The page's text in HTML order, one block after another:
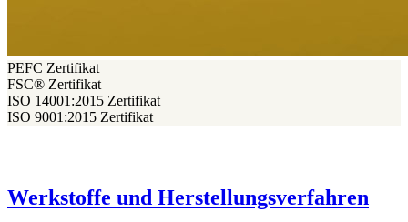
PEFC Zertifikat
FSC® Zertifikat
ISO 14001:2015 Zertifikat
ISO 9001:2015 Zertifikat
Werkstoffe und Herstellungsverfahren